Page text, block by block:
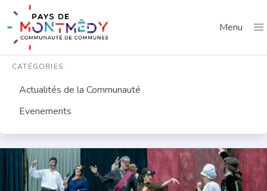
Menu
CATÉGORIES
Actualités de la Communauté
Evenements